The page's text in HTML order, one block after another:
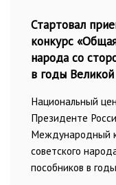
Стартовал
конкурс
народа со
в годы
Национальный
Президенте
Международный
советского
пособников в